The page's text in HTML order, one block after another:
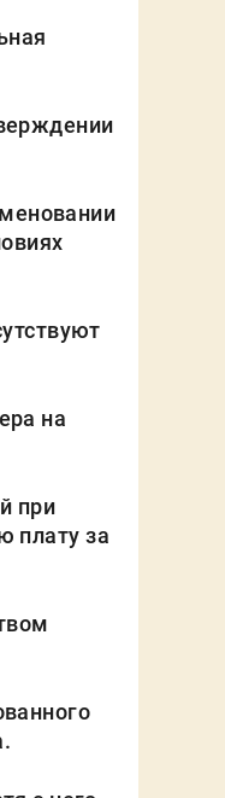
на
при
плату за